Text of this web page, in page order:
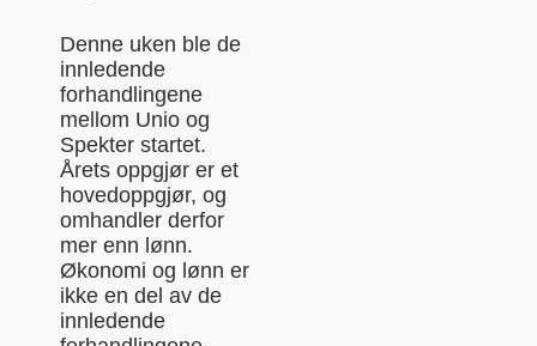
Denne uken ble de
innledende
forhandlingene
mellom Unio og
Spekter startet.
Årets oppgjør er et
hovedoppgjør, og
omhandler derfor
mer enn lønn.
Økonomi og lønn er
ikke en del av de
innledende